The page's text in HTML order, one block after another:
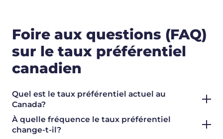
Foire aux questions (FAQ)
sur le taux préférentiel
canadien
Quel est le taux préférentiel actuel au
Canada?
À quelle fréquence le taux préférentiel
change-t-il?